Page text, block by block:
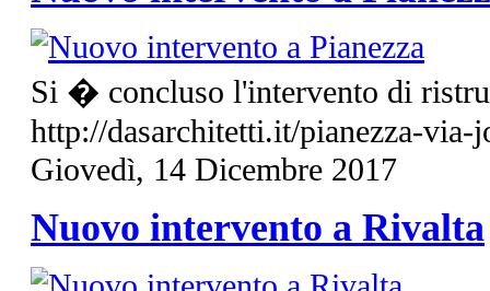
Si � concluso l'intervento di
http://dasarchitetti.it/pianezza-via-
Giovedì, 14 Dicembre 2017
Nuovo intervento a Rivalta